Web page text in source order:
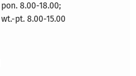
pon. 8.00-18.00;
wt.-pt. 8.00-15.00